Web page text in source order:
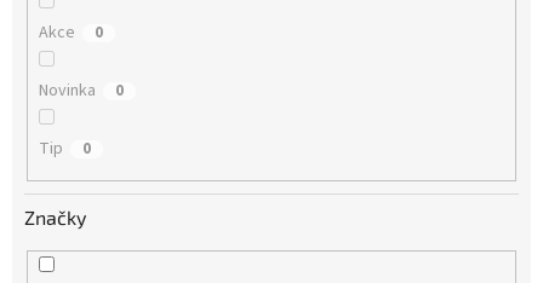
Akce 0
Novinka 0
Tip 0
Značky